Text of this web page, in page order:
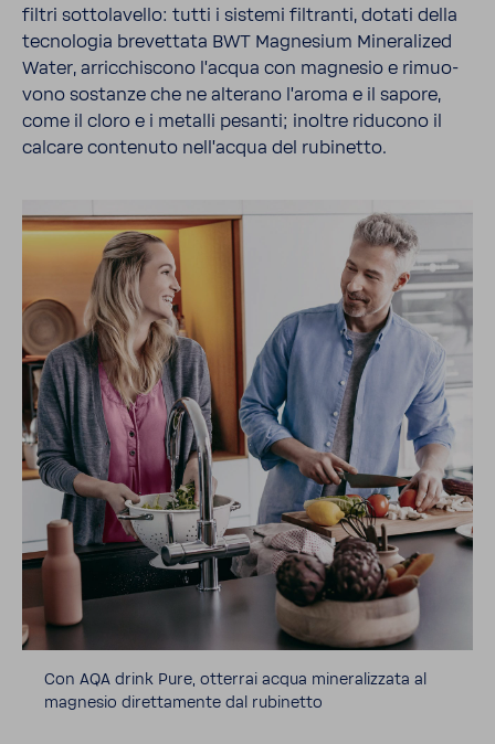
filtri sotto­la­vello: tutti i sistemi filtranti, dotati della
tecno­logia brevet­tata BWT Magne­sium Mine­ra­lized
Water, arric­chi­scono l'acqua con magnesio e rimuo­
vono sostanze che ne alte­rano l'aroma e il sapore,
come il cloro e i metalli pesanti; inoltre ridu­cono il
calcare conte­nuto nell'acqua del rubi­netto.
Con AQA drink Pure, otterrai acqua mine­ra­liz­zata al
magnesio diret­ta­mente dal rubi­netto